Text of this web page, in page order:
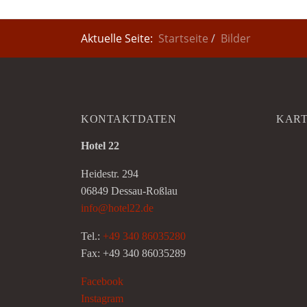
Aktuelle Seite: Startseite Bilder
KONTAKTDATEN
Hotel 22
Heidestr. 294
06849 Dessau-Roßlau
info@hotel22.de
Tel.: +49 340 86035280
Fax: +49 340 86035289
Facebook
Instagram